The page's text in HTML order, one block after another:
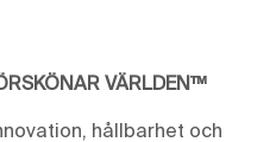
VÄRLDEN™
hållbarhet och